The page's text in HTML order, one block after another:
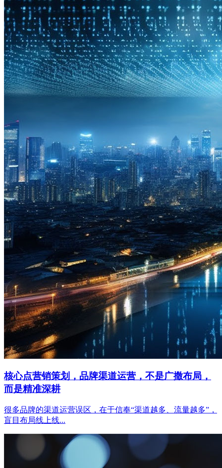
核心点营销策划，品牌渠道运营，不是广撒布局，
而是精准深耕
很多品牌的渠道运营误区，在于信奉“渠道越多、流量越多”，
盲目布局线上线...